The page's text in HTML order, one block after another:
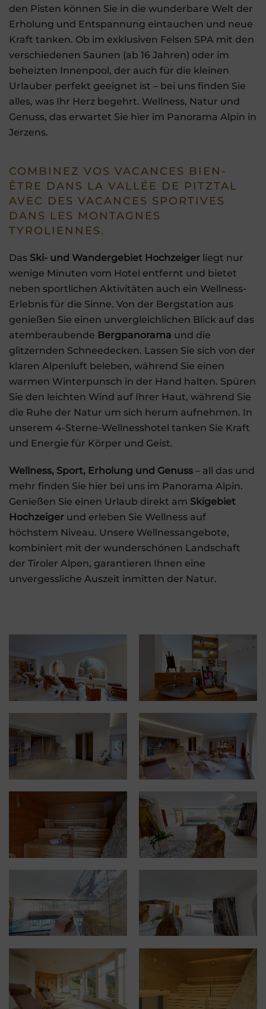
den Pisten können Sie in die wunderbare Welt der
Erholung und Entspannung eintauchen und neue
Kraft tanken. Ob im exklusiven Felsen SPA mit den
verschiedenen Saunen (ab 16 Jahren) oder im
beheizten Innenpool, der auch für die kleinen
Urlauber perfekt geeignet ist – bei uns finden Sie
alles, was Ihr Herz begehrt. Wellness, Natur und
Genuss, das erwartet Sie hier im Panorama Alpin in
Jerzens.
COMBINEZ VOS VACANCES BIEN-
ÊTRE DANS LA VALLÉE DE PITZTAL
AVEC DES VACANCES SPORTIVES
DANS LES MONTAGNES
TYROLIENNES.
Das Ski- und Wandergebiet Hochzeiger liegt nur
wenige Minuten vom Hotel entfernt und bietet
neben sportlichen Aktivitäten auch ein Wellness-
Erlebnis für die Sinne. Von der Bergstation aus
genießen Sie einen unvergleichlichen Blick auf das
atemberaubende Bergpanorama und die
glitzernden Schneedecken. Lassen Sie sich von der
klaren Alpenluft beleben, während Sie einen
warmen Winterpunsch in der Hand halten. Spüren
Sie den leichten Wind auf Ihrer Haut, während Sie
die Ruhe der Natur um sich herum aufnehmen. In
unserem 4-Sterne-Wellnesshotel tanken Sie Kraft
und Energie für Körper und Geist.
Wellness, Sport, Erholung und Genuss – all das und
mehr finden Sie hier bei uns im Panorama Alpin.
Genießen Sie einen Urlaub direkt am Skigebiet
Hochzeiger und erleben Sie Wellness auf
höchstem Niveau. Unsere Wellnessangebote,
kombiniert mit der wunderschönen Landschaft
der Tiroler Alpen, garantieren Ihnen eine
unvergessliche Auszeit inmitten der Natur.